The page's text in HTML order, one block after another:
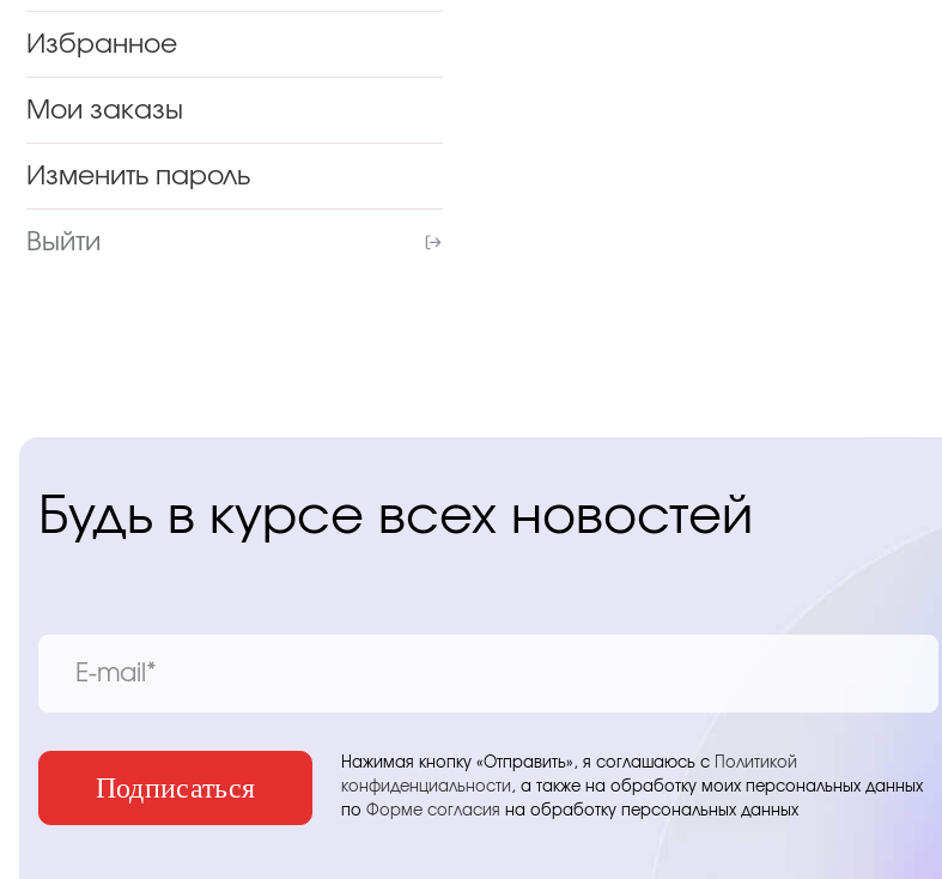
Избранное
Мои заказы
Изменить пароль
Выйти
Будь в курсе всех новостей
Нажимая кнопку «Отправить», я соглашаюсь c
Политикой
конфиденциальности , а также на обработку моих персональных данных
по Форме согласия на обработку персональных данных